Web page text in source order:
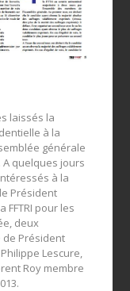
laissés la
à la
générale
A quelques jours
à la
Président
FFTRI pour les
deux
Président
Lescure,
Roy membre